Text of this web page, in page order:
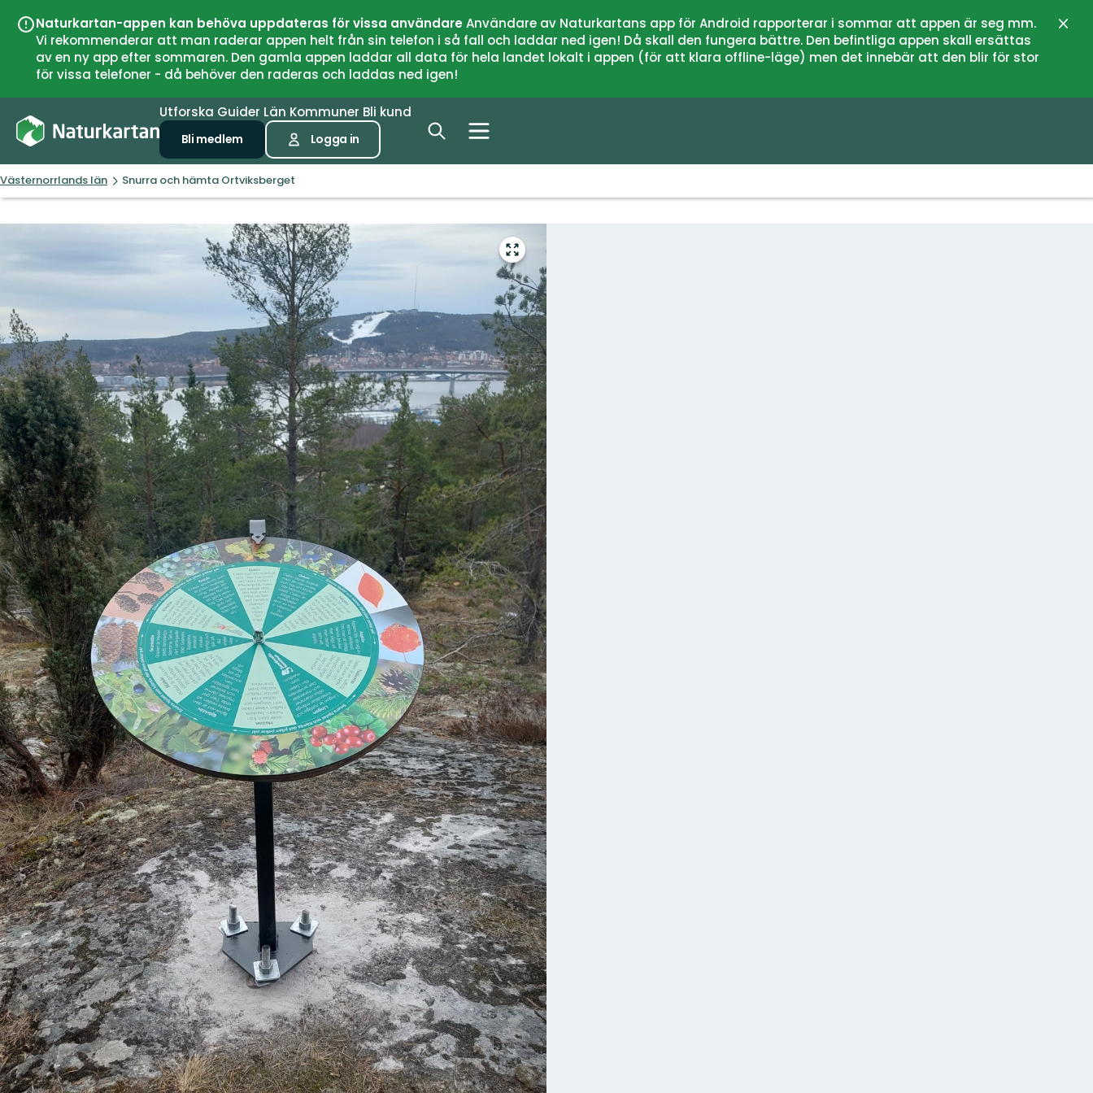
Naturkartan-appen kan behöva uppdateras för vissa användareAnvändare av Naturkartans app för Android rapporterar i sommar att appen är seg mm.
Vi rekommenderar att man raderar appen helt från sin telefon i så fall och laddar ned igen! Då skall den fungera bättre. Den befintliga appen skall ersättas
av en ny app efter sommaren. Den gamla appen laddar all data för hela landet lokalt i appen (för att klara offline-läge) men det innebär att den blir för stor
för vissa telefoner - då behöver den raderas och laddas ned igen!
Utforska Guider Län Kommuner Bli kund
Bli medlem Logga in
Västernorrlands län Snurra och hämta Ortviksberget
Gå
till
helskärmsläge